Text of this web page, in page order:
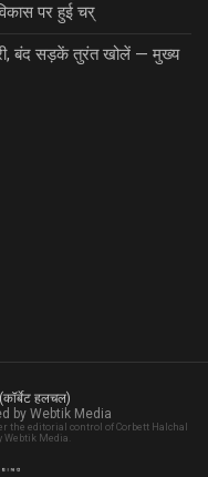
पर हुई चर्
बंद सड़कें तुरंत खोलें — मुख्य
हलचल)
by Webtik Media
the editorial control of Corbett Halchal
Webtik Media.